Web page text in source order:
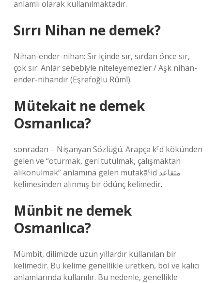
anlamlı olarak kullanılmaktadır.
Sırrı Nihan ne demek?
Nihan-ender-nihan: Sır içinde sır, sırdan önce sır,
çok sır: Anlar sebebiyle niteleyemezler / Aşk nihan-
ender-nihandır (Eşrefoğlu Rûmî).
Mütekait ne demek
Osmanlıca?
sonradan – Nişanyan Sözlüğü. Arapça ḳˁd kökünden
gelen ve “oturmak, geri tutulmak, çalışmaktan
alıkonulmak” anlamına gelen mutaḳāˁid متقاعد
kelimesinden alınmış bir ödünç kelimedir.
Münbit ne demek
Osmanlıca?
Mümbit, dilimizde uzun yıllardır kullanılan bir
kelimedir. Bu kelime genellikle üretken, bol ve kalıcı
anlamlarında kullanılır. Bu nedenle, genellikle